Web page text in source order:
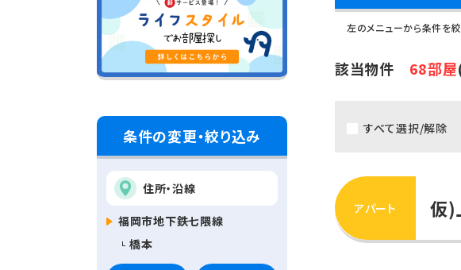
条件の変更・絞り込み
住所・沿線
福岡市地下鉄七隈線
橋本
左のメニューから条件を
該当物件 68部屋
すべて選択/解除
アパート 仮)